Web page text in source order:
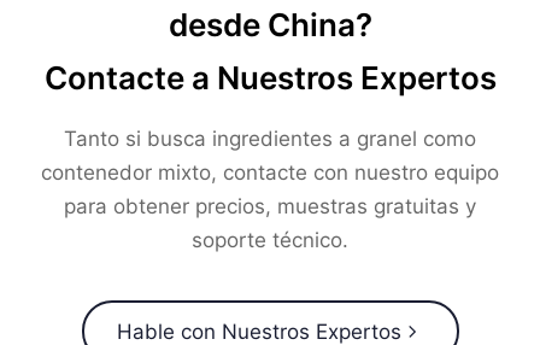
desde China?
Contacte a Nuestros Expertos
Tanto si busca ingredientes a granel como
contenedor mixto, contacte con nuestro equipo
para obtener precios, muestras gratuitas y
soporte técnico.
Hable con Nuestros Expertos